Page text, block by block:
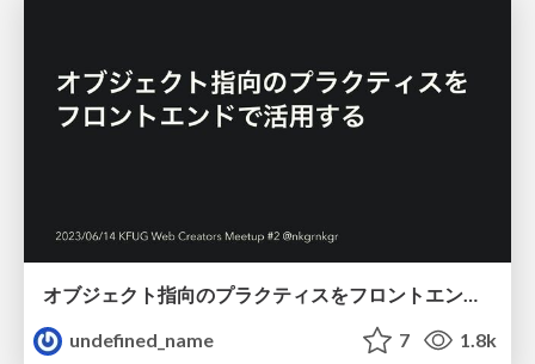
undefined_name
7 1.8k